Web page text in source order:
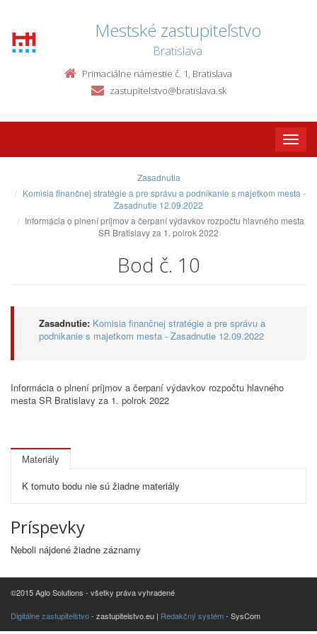
Mestské zastupiteľstvo
Bratislava
Primaciálne námestie č. 1, Bratislava
zastupitelstvo@bratislava.sk
Toggle
Zasadnutia
Komisia finančnej stratégie a pre správu a podnikanie s majetkom mesta -
Zasadnutie 12.09.2022
Informácia o plnení príjmov a čerpaní výdavkov rozpočtu hlavného mesta
SR Bratislavy za 1. polrok 2022
Bod č. 10
Zasadnutie: Komisia finančnej stratégie a pre správu a
podnikanie s majetkom mesta - Zasadnutie 12.09.2022
Informácia o plnení príjmov a čerpaní výdavkov rozpočtu hlavného
mesta SR Bratislavy za 1. polrok 2022
Materiály
K tomuto bodu nie sú žiadne materiály
Príspevky
Neboli nájdené žiadne záznamy
©2015 Aglo Solutions - všetky práva vyhradené
Digitálne zastupiteľstvo- zastupitelstvo.eu | Redakčný systém- SysCom